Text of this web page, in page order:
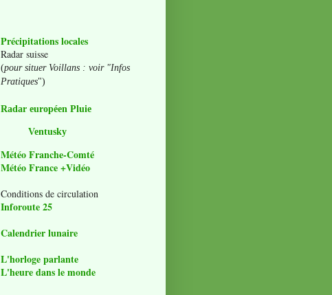
Précipitations locales
Radar suisse
(pour situer Voillans : voir "Infos
Pratiques")
Radar européen Pluie
Ventusky
Météo Franche-Comté
Météo France +Vidéo
Conditions de circulation
Inforoute 25
Calendrier lunaire
L'horloge parlante
L'heure dans le monde